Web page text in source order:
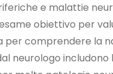
e malattie
obiettivo per
comprendere la
neurologo